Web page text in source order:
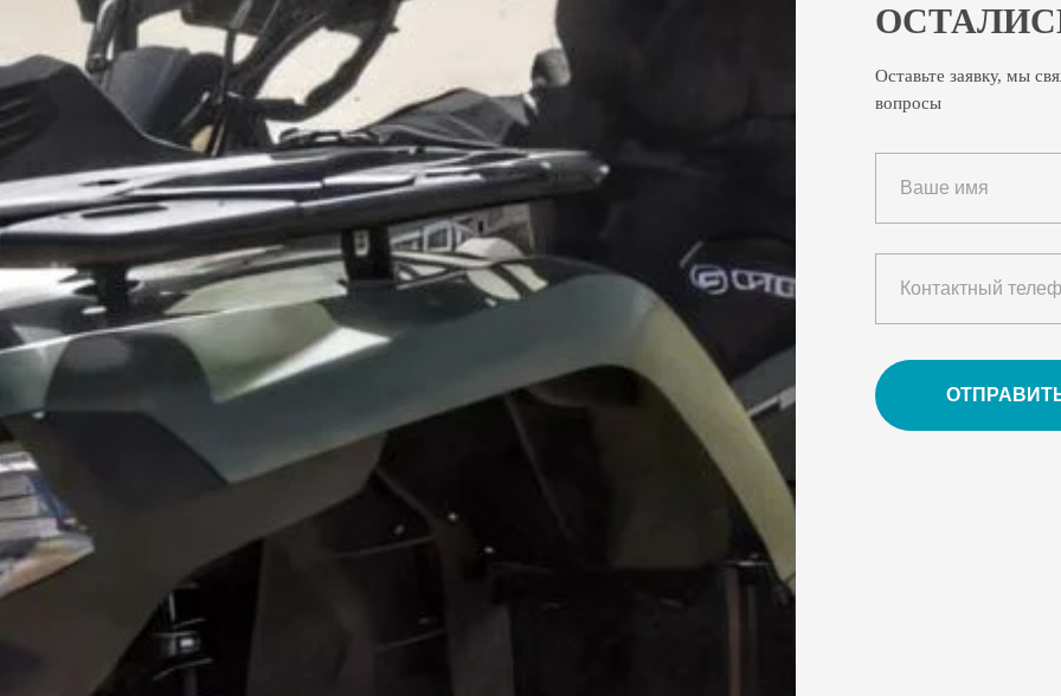
Оставьте заявку, мы
вопросы